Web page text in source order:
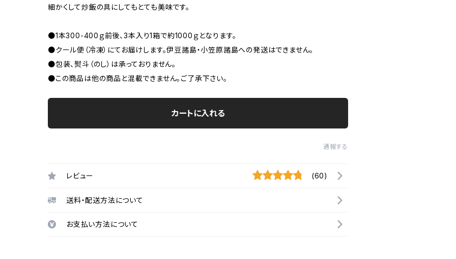
細かくして炒飯の具にしてもとても美味です。
●1本300-400ｇ前後、3本入り1箱で約1000ｇとなります。
●クール便（冷凍）にてお届けします。伊豆諸島・小笠原諸島への発送はできません。
●包装、熨斗（のし）は承っておりません。
●この商品は他の商品と混載できません。ご了承下さい。
カートに入れる
通報する
レビュー (60)
送料・配送方法について
お支払い方法について